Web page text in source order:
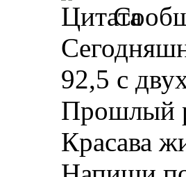
92,5 с
Прошлый
Красава